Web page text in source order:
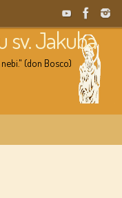
sv. Jakuba
(don Bosco)